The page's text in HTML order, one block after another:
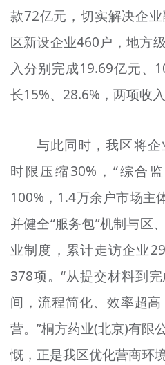
款72亿元，切实解决企
区新设企业460户，地方
入分别完成19.69亿元、
长15%、28.6%，两项收
与此同时，我区将
时限压缩30%，“综合
100%，1.4万余户市场主
并健全“服务包”机制与区
业制度，累计走访企业
378项。“从提交材料到
间，流程简化、效率超
营。”桐方药业(北京)有限
慨，正是我区优化营商环